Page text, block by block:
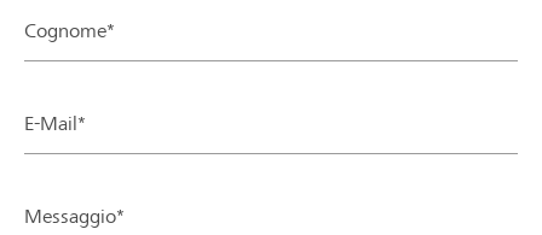
Cognome*
E-Mail*
Messaggio*